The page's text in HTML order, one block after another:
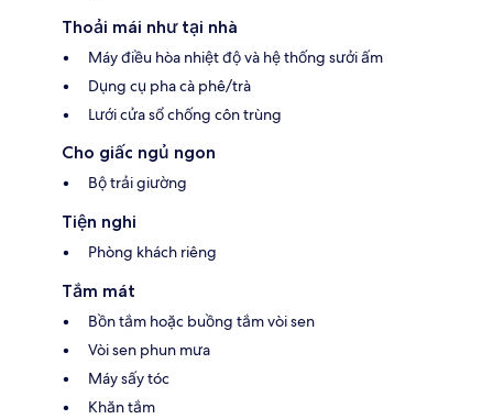
Thoải mái như tại nhà
Máy điều hòa nhiệt độ và hệ thống sưởi ấm
Dụng cụ pha cà phê/trà
Lưới cửa sổ chống côn trùng
Cho giấc ngủ ngon
Bộ trải giường
Tiện nghi
Phòng khách riêng
Tắm mát
Bồn tắm hoặc buồng tắm vòi sen
Vòi sen phun mưa
Máy sấy tóc
Khăn tắm